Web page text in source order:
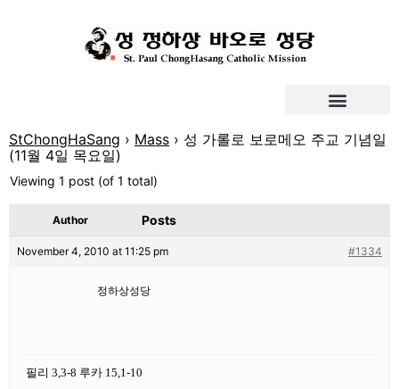
StChongHaSang › Mass › 성 가롤로 보로메오 주교 기념일
(11월 4일 목요일)
Viewing 1 post (of 1 total)
Author Posts
November 4, 2010 at 11:25 pm #1334
정하상성당
필리 3,3-8 루카 15,1-10